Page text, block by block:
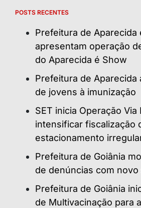
POSTS RECENTES
Prefeitura de Aparecida
apresentam operação
do Aparecida é Show
Prefeitura de Aparecida
de jovens à imunização
SET inicia Operação Via
intensificar fiscalização
estacionamento
Prefeitura de Goiânia
de denúncias com
Prefeitura de Goiânia
de Multivacinação para